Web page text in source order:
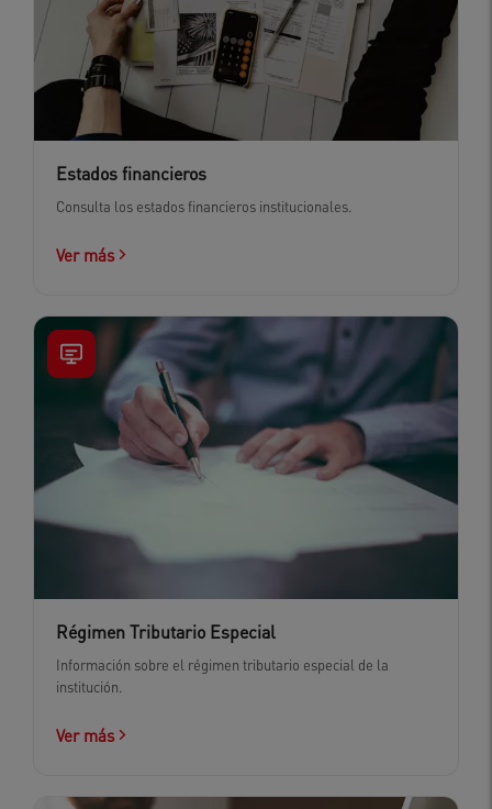
Estados financieros
Consulta los estados financieros institucionales.
Ver más
Régimen Tributario Especial
Información sobre el régimen tributario especial de la
institución.
Ver más